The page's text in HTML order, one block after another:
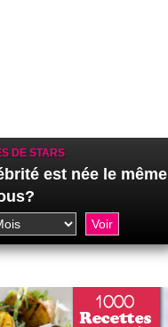
DE STARS
est née le même